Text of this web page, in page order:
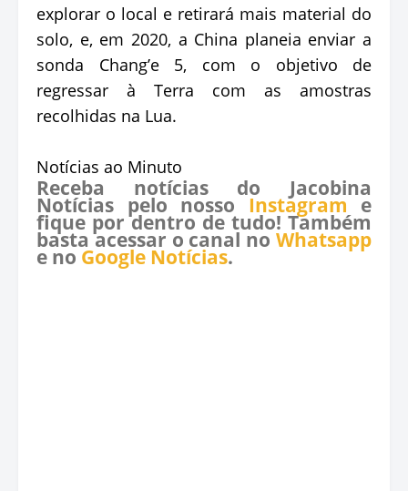
explorar o local e retirará mais material do
solo, e, em 2020, a China planeia enviar a
sonda Chang’e 5, com o objetivo de
regressar à Terra com as amostras
recolhidas na Lua.
Notícias ao Minuto
Receba notícias do Jacobina
Notícias pelo nosso Instagram e
fique por dentro de tudo! Também
basta acessar o canal no Whatsapp
e no Google Notícias.